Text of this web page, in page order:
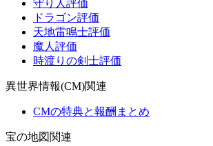
守り人評価
ドラゴン評価
天地雷鳴士評価
魔人評価
時渡りの剣士評価
異世界情報(CM)関連
CMの特典と報酬まとめ
宝の地図関連